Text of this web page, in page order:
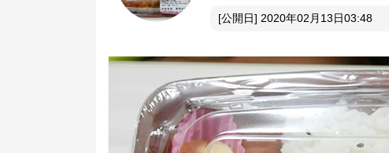
[公開日] 2020年02月13日03:48